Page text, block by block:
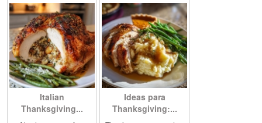
Italian
Thanksgiving...
Ideas para
Thanksgiving:...